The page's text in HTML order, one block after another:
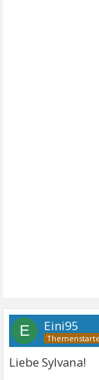
E Eini95
Liebe Sylvana!